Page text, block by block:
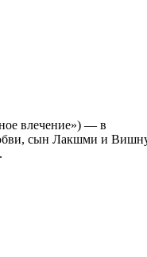
влечение») — в
сын Лакшми и